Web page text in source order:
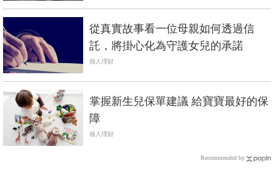
從真實故事看一位母親如何透過信
託，將掛心化為守護女兒的承諾
個人理財
掌握新生兒保單建議 給寶寶最好的保
障
個人理財
Recommended by